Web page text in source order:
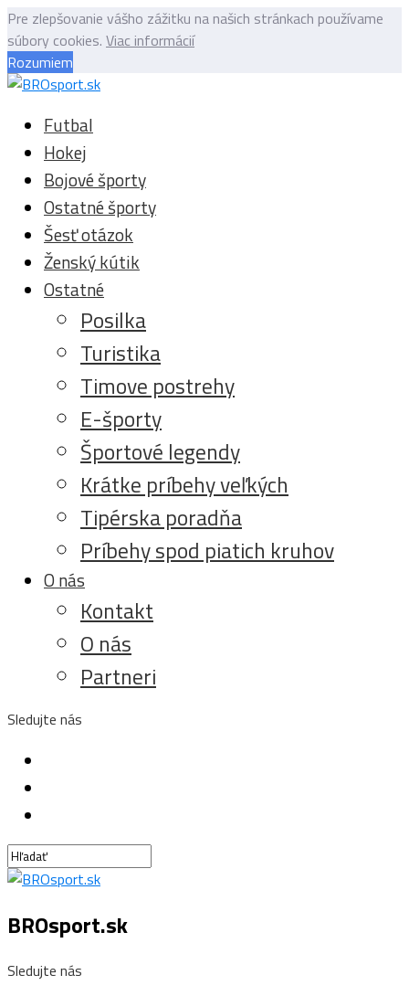
Pre zlepšovanie vášho zážitku na našich stránkach používame
súbory cookies. Viac informácií
Rozumiem
Futbal
Hokej
Bojové športy
Ostatné športy
Šesť otázok
Ženský kútik
Ostatné
Posilka
Turistika
Timove postrehy
E-športy
Športové legendy
Krátke príbehy veľkých
Tipérska poradňa
Príbehy spod piatich kruhov
O nás
Kontakt
O nás
Partneri
Sledujte nás
BROsport.sk
Sledujte nás